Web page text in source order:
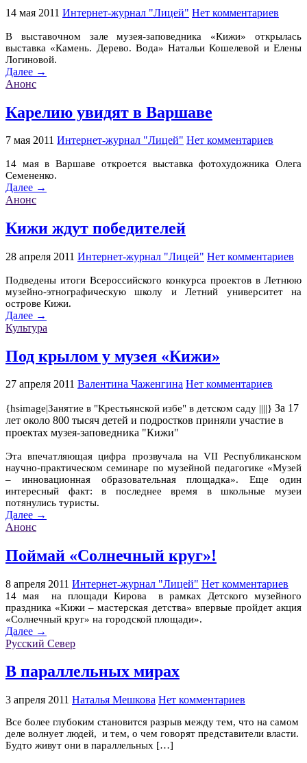
14 мая 2011 Интернет-журнал "Лицей" Нет комментариев
В выставочном зале музея-заповедника «Кижи» открылась
выставка «Камень. Дерево. Вода» Натальи Кошелевой и Елены
Логиновой.
Далее →
Анонс
Карелию увидят в Варшаве
7 мая 2011 Интернет-журнал "Лицей" Нет комментариев
14 мая в Варшаве откроется выставка фотохудожника Олега
Семененко.
Далее →
Анонс
Кижи ждут победителей
28 апреля 2011 Интернет-журнал "Лицей" Нет комментариев
Подведены итоги Всероссийского конкурса проектов в Летнюю
музейно-этнографическую школу и Летний университет на
острове Кижи.
Далее →
Культура
Под крылом у музея «Кижи»
27 апреля 2011 Валентина Чаженгина Нет комментариев
{hsimage|Занятие в "Крестьянской избе" в детском саду ||||} За 17
лет около 800 тысяч детей и подростков приняли участие в
проектах музея-заповедника "Кижи"
Эта впечатляющая цифра прозвучала на VII Республиканском
научно-практическом семинаре по музейной педагогике «Музей
– инновационная образовательная площадка». Еще один
интересный факт: в последнее время в школьные музеи
потянулись туристы.
Далее →
Анонс
Поймай «Солнечный круг»!
8 апреля 2011 Интернет-журнал "Лицей" Нет комментариев
14 мая на площади Кирова в рамках Детского музейного
праздника «Кижи – мастерская детства» впервые пройдет акция
«Солнечный круг» на городской площади».
Далее →
Русский Север
В параллельных мирах
3 апреля 2011 Наталья Мешкова Нет комментариев
Все более глубоким становится разрыв между тем, что на самом
деле волнует людей, и тем, о чем говорят представители власти.
Будто живут они в параллельных […]